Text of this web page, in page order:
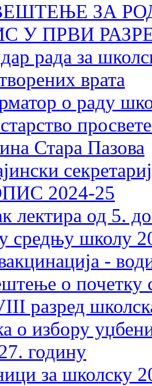
ЗА
У ПРВИ
рада за
врата
о раду
Стара Пазова
2024-25
лектира од 5.
средњу школу
-
о почетку
разред
о избору
годину
за школску